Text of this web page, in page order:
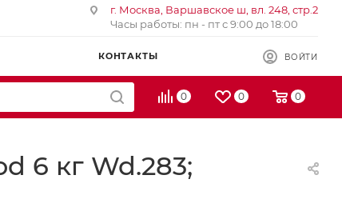
г. Москва, Варшавское ш, вл. 248, стр.2
Часы работы: пн - пт с 9:00 до 18:00
КОНТАКТЫ ВОЙТИ
0 0 0
6 кг Wd.283;